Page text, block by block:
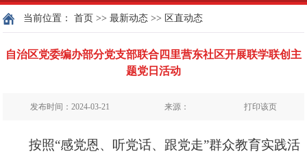
当前位置：首页 >>最新动态 >> 区直动态
自治区党委编办部分党支部联合四里营东社区开展联学联创主
题党日活动
发布时间：2024-03-21 来源： 打印该页
按照“感党恩、听党话、跟党走”群众教育实践活